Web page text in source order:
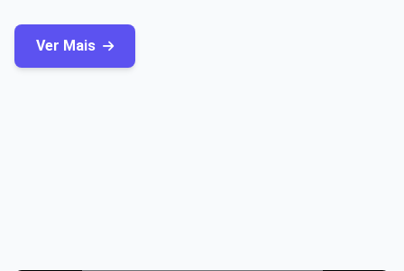
Ver Mais